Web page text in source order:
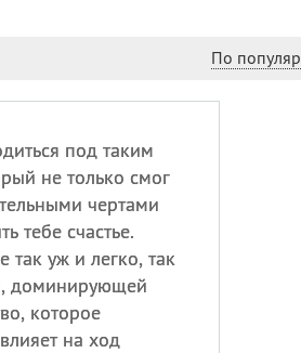
По
под таким
не только смог
чертами
тебе счастье.
уж и легко, так
доминирующей
которое
на ход